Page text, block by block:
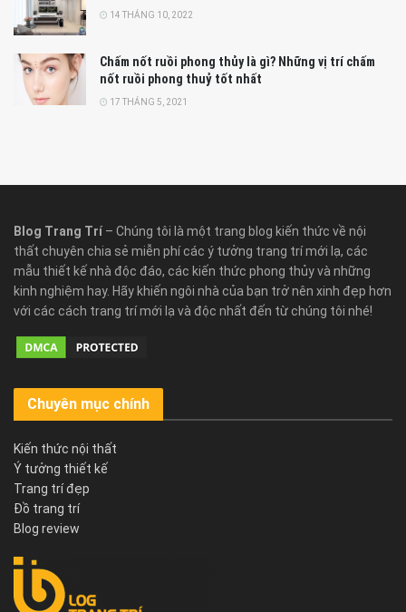
14 THÁNG 10, 2022
Chấm nốt ruồi phong thủy là gì? Những vị trí chấm
nốt ruồi phong thuỷ tốt nhất
17 THÁNG 5, 2021
Blog Trang Trí – Chúng tôi là một trang blog kiến thức về nội
thất chuyên chia sẻ miễn phí các ý tưởng trang trí mới lạ, các
mẫu thiết kế nhà độc đáo, các kiến thức phong thủy và những
kinh nghiệm hay. Hãy khiến ngôi nhà của bạn trở nên xinh đẹp hơn
với các cách trang trí mới lạ và độc nhất đến từ chúng tôi nhé!
Chuyên mục chính
Kiến thức nội thất
Ý tưởng thiết kế
Trang trí đẹp
Đồ trang trí
Blog review